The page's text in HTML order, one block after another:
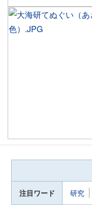
注目ワード 研究